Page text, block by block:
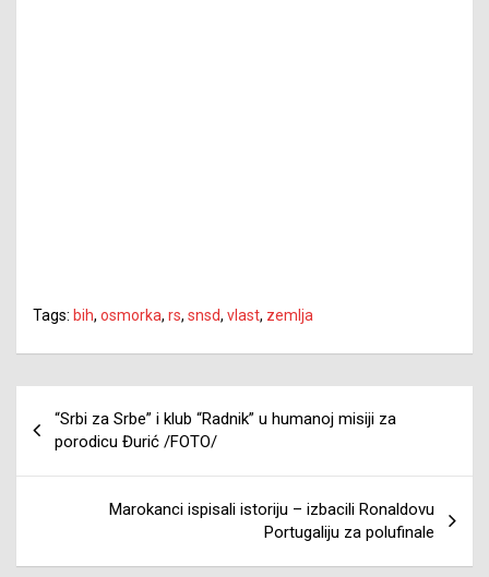
Tags: bih, osmorka, rs, snsd, vlast, zemlja
članaka
“Srbi za Srbe” i klub “Radnik” u humanoj misiji za
porodicu Đurić /FOTO/
Marokanci ispisali istoriju – izbacili Ronaldovu
Portugaliju za polufinale